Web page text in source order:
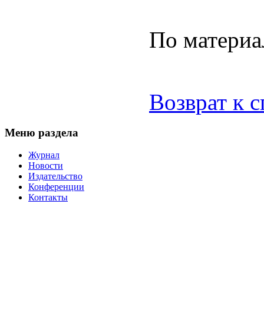
По
Возврат к
Меню раздела
Журнал
Новости
Издательство
Конференции
Контакты